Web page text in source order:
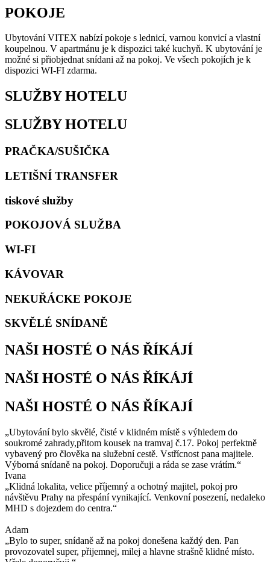
POKOJE
Ubytování VITEX nabízí pokoje s lednicí, varnou konvicí a vlastní
koupelnou. V apartmánu je k dispozici také kuchyň. K ubytování je
možné si přiobjednat snídani až na pokoj. Ve všech pokojích je k
dispozici WI-FI zdarma.
SLUŽBY HOTELU
SLUŽBY HOTELU
PRAČKA/SUŠIČKA
LETIŠNÍ TRANSFER
tiskové služby
POKOJOVÁ SLUŽBA
WI-FI
KÁVOVAR
NEKUŘÁCKE POKOJE
SKVĚLÉ SNÍDANĚ
NAŠI HOSTÉ O NÁS ŘÍKÁJÍ
NAŠI HOSTÉ O NÁS ŘÍKÁJÍ
NAŠI HOSTÉ O NÁS ŘÍKAJÍ
„Ubytování bylo skvělé, čisté v klidném místě s výhledem do
soukromé zahrady,přitom kousek na tramvaj č.17. Pokoj perfektně
vybavený pro člověka na služební cestě. Vstřícnost pana majitele.
Výborná snídaně na pokoj. Doporučuji a ráda se zase vrátím.“
Ivana
„Klidná lokalita, velice příjemný a ochotný majitel, pokoj pro
návštěvu Prahy na přespání vynikající. Venkovní posezení, nedaleko
MHD s dojezdem do centra.“
Adam
„Bylo to super, snídaně až na pokoj donešena každý den. Pan
provozovatel super, přijemnej, milej a hlavne strašně klidné místo.